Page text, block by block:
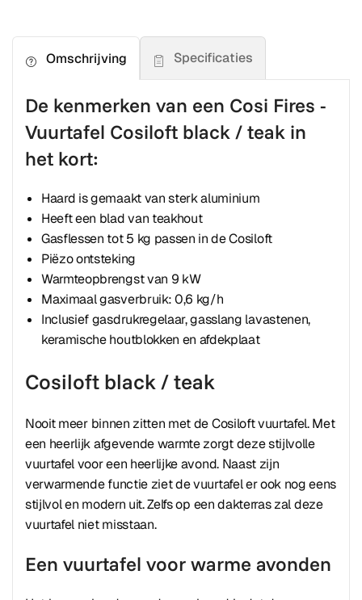
Omschrijving Specificaties
De kenmerken van een Cosi Fires -
Vuurtafel Cosiloft black / teak in
het kort:
Haard is gemaakt van sterk aluminium
Heeft een blad van teakhout
Gasflessen tot 5 kg passen in de Cosiloft
Piëzo ontsteking
Warmteopbrengst van 9 kW
Maximaal gasverbruik: 0,6 kg/h
Inclusief gasdrukregelaar, gasslang lavastenen,
keramische houtblokken en afdekplaat
Cosiloft black / teak
Nooit meer binnen zitten met de Cosiloft vuurtafel. Met
een heerlijk afgevende warmte zorgt deze stijlvolle
vuurtafel voor een heerlijke avond. Naast zijn
verwarmende functie ziet de vuurtafel er ook nog eens
stijlvol en modern uit. Zelfs op een dakterras zal deze
vuurtafel niet misstaan.
Een vuurtafel voor warme avonden